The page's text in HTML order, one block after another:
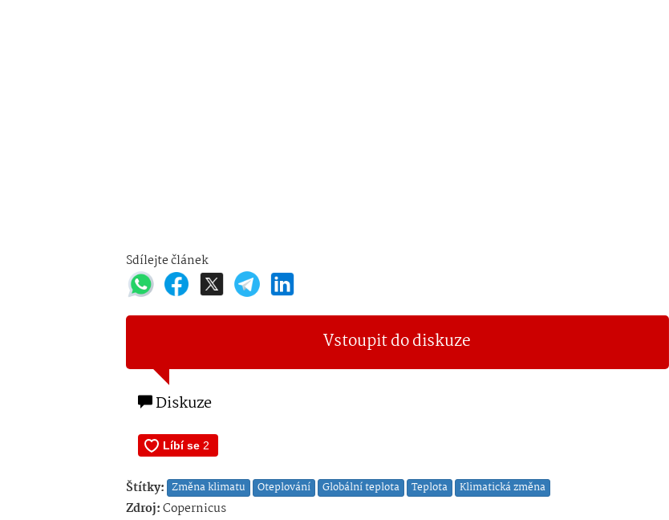
Sdílejte článek
Vstoupit do diskuze
Diskuze
Štítky: Změna klimatu Oteplování Globální teplota Teplota Klimatická změna
Zdroj:Copernicus